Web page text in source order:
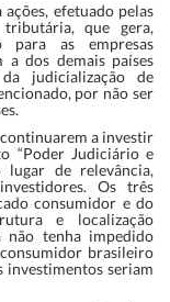
efetuado pelas
que gera,
para as empresas
a dos demais países
judicialização de
por não ser
continuarem a investir
“Poder Judiciário e
lugar de relevância,
Os três
consumidor e do
e localização
não tenha impedido
brasileiro
investimentos seriam